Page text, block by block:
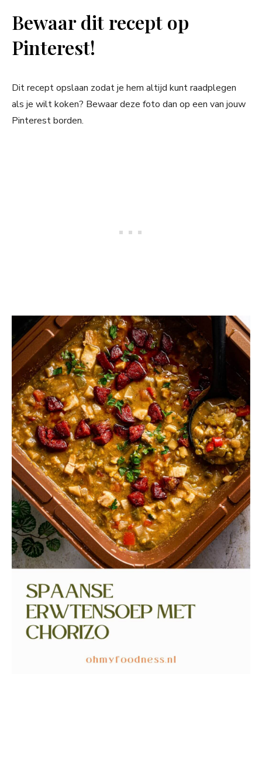
Bewaar dit recept op
Pinterest!
Dit recept opslaan zodat je hem altijd kunt raadplegen
als je wilt koken? Bewaar deze foto dan op een van jouw
Pinterest borden.